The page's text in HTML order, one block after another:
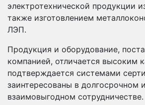
электротехнической продукции
также изготовлением
ЛЭП.
Продукция и оборудование,
компанией, отличается высоким
подтверждается системами
заинтересованы в долгосрочном и
взаимовыгодном сотрудничестве.